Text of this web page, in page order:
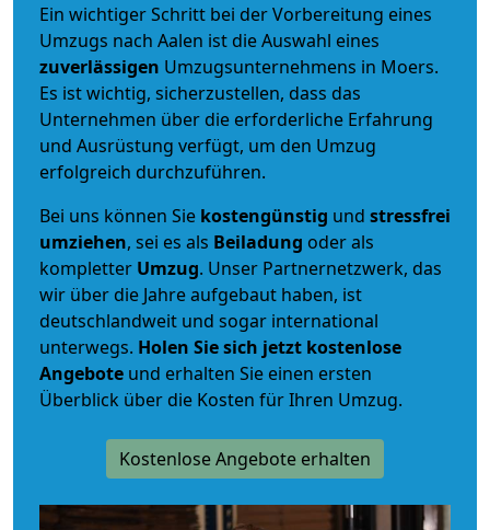
Ein wichtiger Schritt bei der Vorbereitung eines
Umzugs nach Aalen ist die Auswahl eines
zuverlässigen Umzugsunternehmens in Moers.
Es ist wichtig, sicherzustellen, dass das
Unternehmen über die erforderliche Erfahrung
und Ausrüstung verfügt, um den Umzug
erfolgreich durchzuführen.
Bei uns können Sie kostengünstig und stressfrei
umziehen, sei es als Beiladung oder als
kompletter Umzug. Unser Partnernetzwerk, das
wir über die Jahre aufgebaut haben, ist
deutschlandweit und sogar international
unterwegs. Holen Sie sich jetzt kostenlose
Angebote und erhalten Sie einen ersten
Überblick über die Kosten für Ihren Umzug.
Kostenlose Angebote erhalten